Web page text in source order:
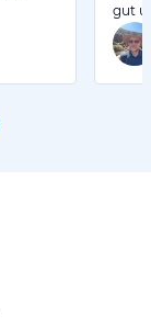
gut